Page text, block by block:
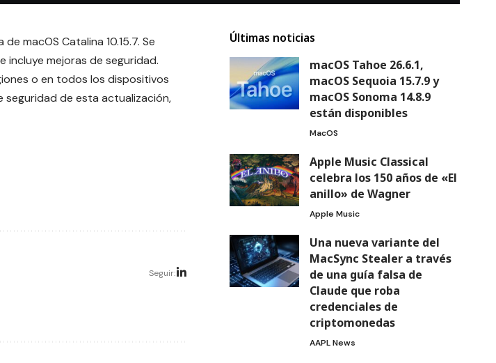
macOS Catalina 10.15.7. Se
incluye mejoras de seguridad.
o en todos los dispositivos
de esta actualización,
Seguir:
Últimas noticias
macOS Tahoe 26.6.1,
macOS Sequoia 15.7.9 y
macOS Sonoma 14.8.9
están disponibles
MacOS
Apple Music Classical
celebra los 150 años de «El
anillo» de Wagner
Apple Music
Una nueva variante del
MacSync Stealer a través
de una guía falsa de
Claude que roba
credenciales de
criptomonedas
AAPL News